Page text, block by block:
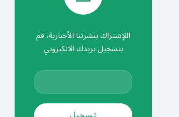
اللإشتراك بنشرتنا الأخبارية، قم
بتسجيل بريدك الالكتروني